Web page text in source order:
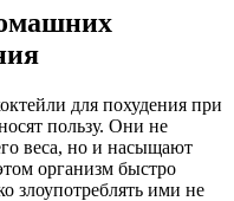
для похудения при
пользу. Они не
веса, но и насыщают
организм быстро
злоупотреблять ими не